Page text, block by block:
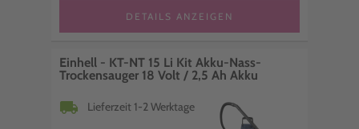
DETAILS ANZEIGEN
Einhell - KT-NT 15 Li Kit Akku-Nass-
Trockensauger 18 Volt / 2,5 Ah Akku
local_shipping Lieferzeit 1-2 Werktage